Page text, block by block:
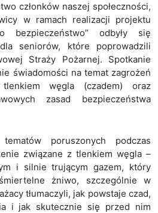
członków naszej społeczności,
w ramach realizacji projektu
bezpieczeństwo” odbyły się
seniorów, które poprowadzili
Straży Pożarnej. Spotkanie
świadomości na temat zagrożeń
węgla (czadem) oraz
zasad bezpieczeństwa
poruszonych podczas
związane z tlenkiem węgla –
i silnie trującym gazem, który
żniwo, szczególnie w
tłumaczyli, jak powstaje czad,
i jak skutecznie się przed nim